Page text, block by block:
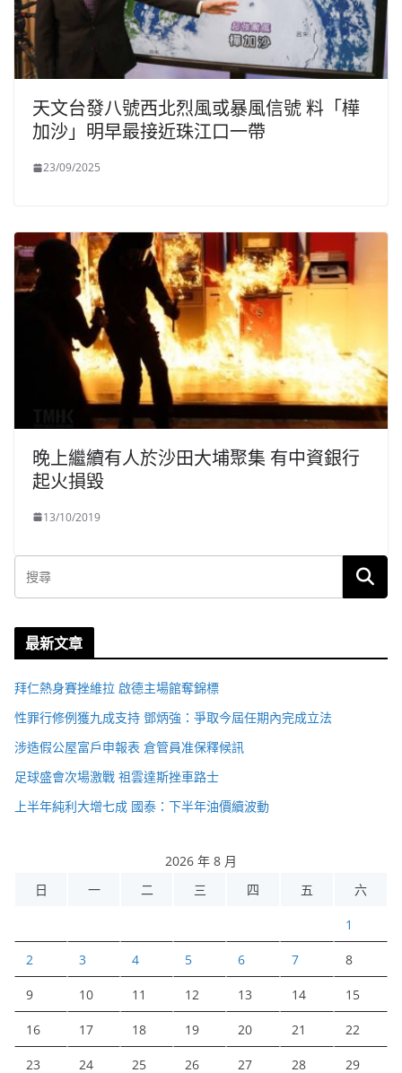
天文台發八號西北烈風或暴風信號 料「樺
加沙」明早最接近珠江口一帶
23/09/2025
晚上繼續有人於沙田大埔聚集 有中資銀行
起火損毀
13/10/2019
最新文章
拜仁熱身賽挫維拉 啟德主場館奪錦標
性罪行修例獲九成支持 鄧炳強：爭取今屆任期內完成立法
涉造假公屋富戶申報表 倉管員准保釋候訊
足球盛會次場激戰 祖雲達斯挫車路士
上半年純利大增七成 國泰：下半年油價續波動
2026 年 8 月
日
一 二 三 四 五 六
1
2 3 4 5 6 7 8
9 10 11 12 13 14 15
16 17 18 19 20 21 22
23 24 25 26 27 28 29